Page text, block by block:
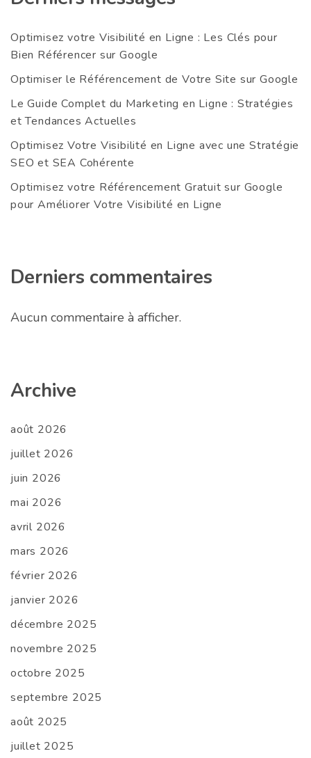
Optimisez votre Visibilité en Ligne : Les Clés pour
Bien Référencer sur Google
Optimiser le Référencement de Votre Site sur Google
Le Guide Complet du Marketing en Ligne : Stratégies
et Tendances Actuelles
Optimisez Votre Visibilité en Ligne avec une Stratégie
SEO et SEA Cohérente
Optimisez votre Référencement Gratuit sur Google
pour Améliorer Votre Visibilité en Ligne
Derniers commentaires
Aucun commentaire à afficher.
Archive
août 2026
juillet 2026
juin 2026
mai 2026
avril 2026
mars 2026
février 2026
janvier 2026
décembre 2025
novembre 2025
octobre 2025
septembre 2025
août 2025
juillet 2025